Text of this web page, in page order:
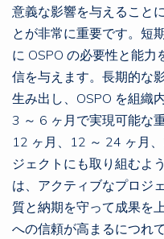
意義な影響を与えること
とが非常に重要です。短
に OSPO の必要性と能力
信を与えます。長期的な
生み出し、OSPO を組織
3 ～ 6 ヶ月で実現可能な
12 ヶ月、12 ～ 24 ヶ月
ジェクトにも取り組むよ
は、アクティブなプロジ
質と納期を守って成果を
への信頼が高まるにつれ